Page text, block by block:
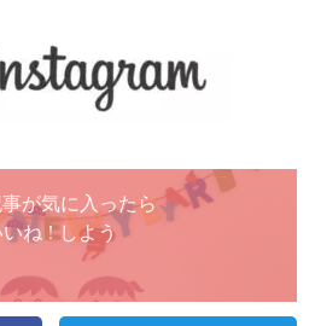
が気に入ったら
いね ! しよう